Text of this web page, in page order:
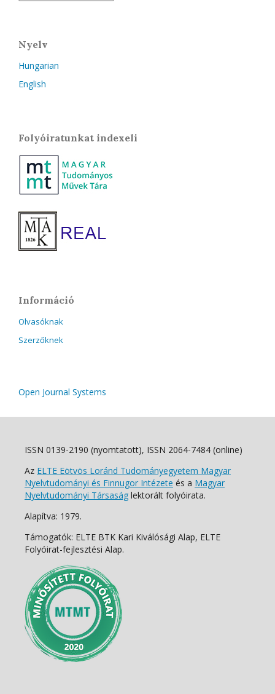
Nyelv
Hungarian
English
Folyóiratunkat indexeli
Információ
Olvasóknak
Szerzőknek
Open Journal Systems
ISSN 0139-2190 (nyomtatott), ISSN 2064-7484 (online)
Az ELTE Eötvös Loránd Tudományegyetem Magyar
Nyelvtudományi és Finnugor Intézete és a Magyar
Nyelvtudományi Társaság lektorált folyóirata.
Alapítva: 1979.
Támogatók: ELTE BTK Kari Kiválósági Alap, ELTE
Folyóirat-fejlesztési Alap.